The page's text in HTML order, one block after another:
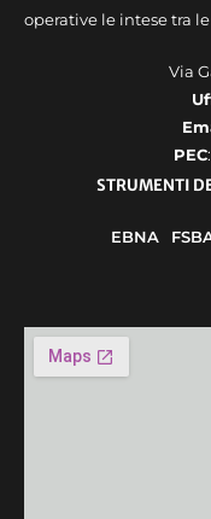
operative le intese tra
Via
PEC
STRUMENTI
EBNA